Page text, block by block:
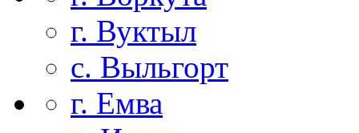
г. Вуктыл
с. Выльгорт
г. Емва